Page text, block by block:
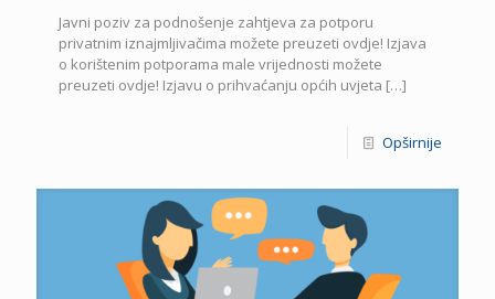
Javni poziv za podnošenje zahtjeva za potporu
privatnim iznajmljivačima možete preuzeti ovdje! Izjava
o korištenim potporama male vrijednosti možete
preuzeti ovdje! Izjavu o prihvaćanju općih uvjeta […]
Opširnije